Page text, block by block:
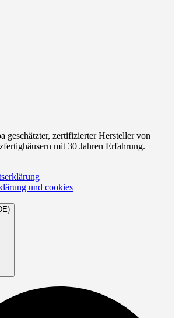
geschätzter, zertifizierter Hersteller von
mit 30 Jahren Erfahrung.
und cookies